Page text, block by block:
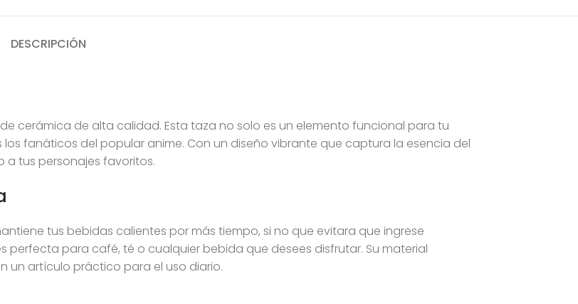
DESCRIPCIÓN
cerámica de alta calidad. Esta taza no solo es un elemento funcional para tu
fanáticos del popular anime. Con un diseño vibrante que captura la esencia del
a tus personajes favoritos.
tus bebidas calientes por más tiempo, si no que evitara que ingrese
para café, té o cualquier bebida que desees disfrutar. Su material
un artículo práctico para el uso diario.